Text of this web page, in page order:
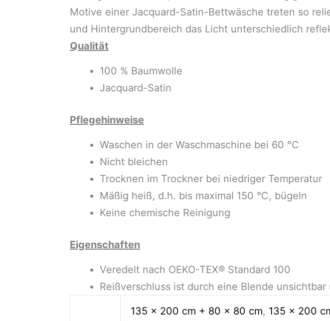
Motive einer Jacquard-Satin-Bettwäsche treten so
und Hintergrundbereich das Licht unterschiedlich
Qualität
100 % Baumwolle
Jacquard-Satin
Pflegehinweise
Waschen in der Waschmaschine bei 60 °C
Nicht bleichen
Trocknen im Trockner bei niedriger Temperatur
Mäßig heiß, d.h. bis maximal 150 °C, bügeln
Keine chemische Reinigung
Eigenschaften
Veredelt nach OEKO-TEX® Standard 100
Reißverschluss ist durch eine Blende
135 x 200 cm + 80 x 80 cm, 135 x 200